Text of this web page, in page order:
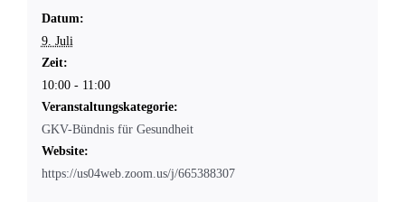
Datum:
9. Juli
Zeit:
10:00 - 11:00
Veranstaltungskategorie:
GKV-Bündnis für Gesundheit
Website:
https://us04web.zoom.us/j/665388307